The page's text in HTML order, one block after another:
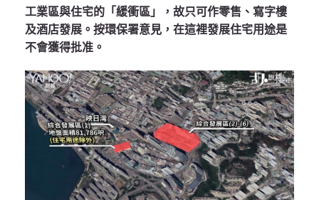
工業區與住宅的「緩衝區」，故只可作零售、寫字樓
及酒店發展。按環保署意見，在這裡發展住宅用途是
不會獲得批准。